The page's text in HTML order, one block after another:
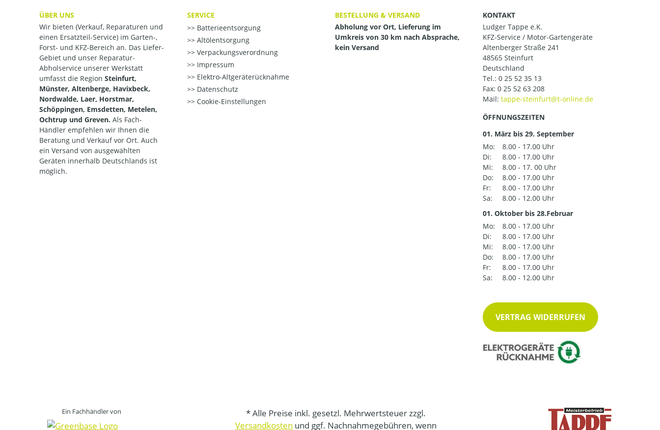
ÜBER UNS
Wir bieten (Verkauf, Reparaturen und
einen Ersatzteil-Service) im Garten-,
Forst- und KFZ-Bereich an. Das Liefer-
Gebiet und unser Reparatur-
Abholservice unserer Werkstatt
umfasst die Region Steinfurt,
Münster, Altenberge, Havixbeck,
Nordwalde, Laer, Horstmar,
Schöppingen, Emsdetten, Metelen,
Ochtrup und Greven. Als Fach-
Händler empfehlen wir Ihnen die
Beratung und Verkauf vor Ort. Auch
ein Versand von ausgewählten
Geräten innerhalb Deutschlands ist
möglich.
SERVICE
Batterieentsorgung
Altölentsorgung
Verpackungsverordnung
Impressum
Elektro-Altgeräterücknahme
Datenschutz
Cookie-Einstellungen
BESTELLUNG & VERSAND
Abholung vor Ort, Lieferung im
Umkreis von 30 km nach Absprache,
kein Versand
KONTAKT
Ludger Tappe e.K.
KFZ-Service / Motor-Gartengeräte
Altenberger Straße 241
48565 Steinfurt
Deutschland
Tel.: 0 25 52 35 13
Fax: 0 25 52 63 208
Mail:
ÖFFNUNGSZEITEN
01. März bis 29. September
Mo:
8.00 - 17.00 Uhr
Di:
8.00 - 17.00 Uhr
Mi:
8.00 - 17. 00 Uhr
Do:
8.00 - 17.00 Uhr
Fr:
8.00 - 17.00 Uhr
Sa:
8.00 - 12.00 Uhr
01. Oktober bis 28.Februar
Mo:
8.00 - 17.00 Uhr
Di:
8.00 - 17.00 Uhr
Mi:
8.00 - 17.00 Uhr
Do:
8.00 - 17.00 Uhr
Fr:
8.00 - 17.00 Uhr
Sa:
8.00 - 12.00 Uhr
VERTRAG WIDERRUFEN
Ein Fachhändler von
* Alle Preise inkl. gesetzl. Mehrwertsteuer zzgl.
Versandkosten und ggf. Nachnahmegebühren, wenn